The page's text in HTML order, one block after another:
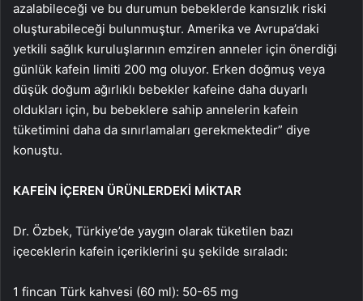
azalabileceği ve bu durumun bebeklerde kansızlık riski
oluşturabileceği bulunmuştur. Amerika ve Avrupa’daki
yetkili sağlık kuruluşlarının emziren anneler için önerdiği
günlük kafein limiti 200 mg oluyor. Erken doğmuş veya
düşük doğum ağırlıklı bebekler kafeine daha duyarlı
oldukları için, bu bebeklere sahip annelerin kafein
tüketimini daha da sınırlamaları gerekmektedir” diye
konuştu.
KAFEİN İÇEREN ÜRÜNLERDEKİ MİKTAR
Dr. Özbek, Türkiye’de yaygın olarak tüketilen bazı
içeceklerin kafein içeriklerini şu şekilde sıraladı:
1 fincan Türk kahvesi (60 ml): 50-65 mg